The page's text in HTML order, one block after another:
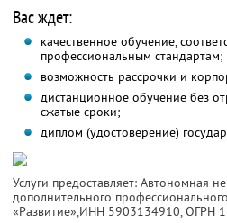
Вас ждет:
качественное обучение,
профессиональным стандартам;
возможность рассрочки и
дистанционное обучение без
сжатые сроки;
диплом (удостоверение)
Услуги предоставляет: Автономная
дополнительного
«Развитие»,ИНН 5903134910, ОГРН